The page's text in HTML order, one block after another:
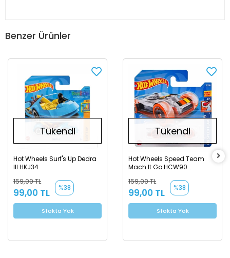
Benzer Ürünler
Tükendi
Hot Wheels Surf's Up Dedra
III HKJ34
159,00 TL
99,00 TL %38
Stokta Yok
Tükendi
Hot Wheels Speed Team
Mach It Go HCW90
159,00 TL
99,00 TL %38
Stokta Yok